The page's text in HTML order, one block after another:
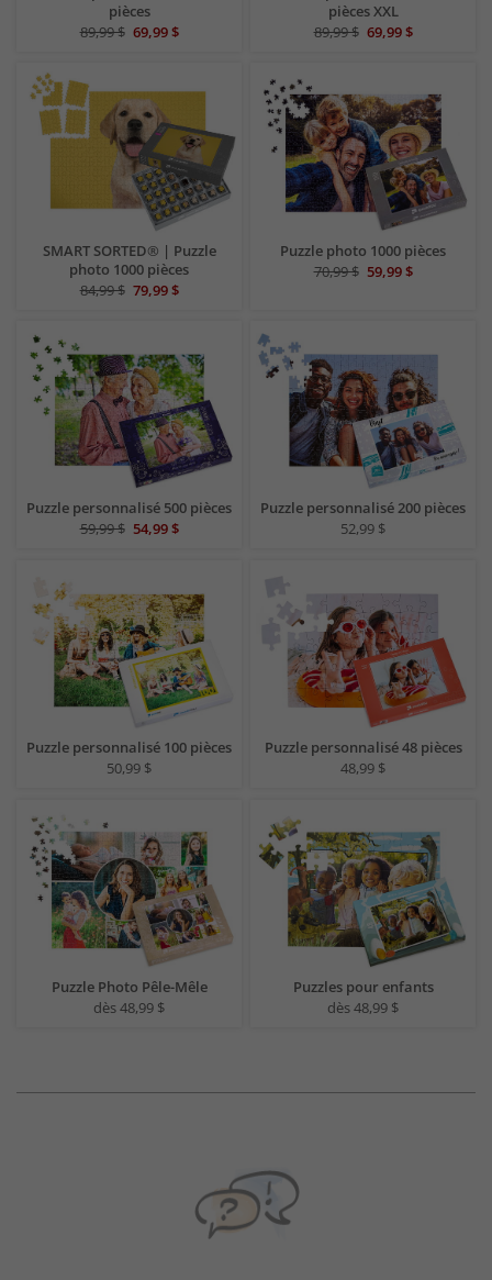
pièces
89,99 $ 69,99 $
pièces XXL
89,99 $ 69,99 $
SMART SORTED® | Puzzle
photo 1000 pièces
84,99 $ 79,99 $
Puzzle photo 1000 pièces
70,99 $ 59,99 $
Puzzle personnalisé 500 pièces
59,99 $ 54,99 $
Puzzle personnalisé 200 pièces
52,99 $
Puzzle personnalisé 100 pièces
50,99 $
Puzzle personnalisé 48 pièces
48,99 $
Puzzle Photo Pêle-Mêle
dès 48,99 $
Puzzles pour enfants
dès 48,99 $